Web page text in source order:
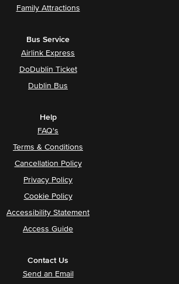
Family Attractions
Bus Service
Airlink Express
DoDublin Ticket
Dublin Bus
Help
FAQ's
Terms & Conditions
Cancellation Policy
Privacy Policy
Cookie Policy
Accessibility Statement
Access Guide
Contact Us
Send an Email